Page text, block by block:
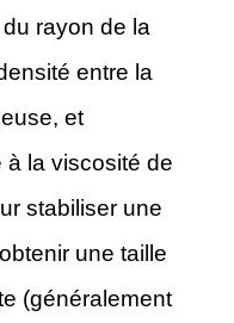
rayon de la
entre la
et
à la viscosité de
stabiliser une
une taille
(généralement